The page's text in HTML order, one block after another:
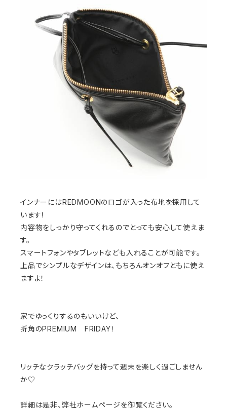
インナーにはREDMOONのロゴが入った布地を採用して
います！
内容物をしっかり守ってくれるのでとっても安心して使えま
す。
スマートフォンやタブレットなども入れることが可能です。
上品でシンプルなデザインは、もちろんオンオフともに使え
ますよ！
家でゆっくりするのもいいけど、
折角のPREMIUM FRIDAY！
リッチなクラッチバッグを持って週末を楽しく過ごしません
か♡
詳細は是非、弊社ホームページを御覧ください。